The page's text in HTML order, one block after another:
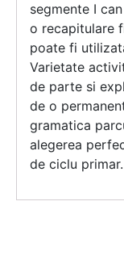
segmente I
o recapitulare
poate fi
Varietate
de parte si
de o
gramatica
alegerea
de ciclu primar.